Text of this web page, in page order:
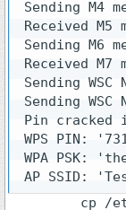
/etc/reaver/
        fi
else
        # move reaver.db to reaver.db.orig
and create
AP SSID: